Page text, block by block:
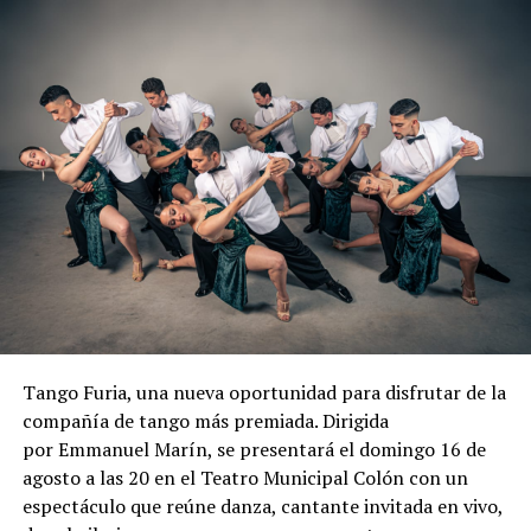
Tango Furia, una nueva oportunidad para disfrutar de la
compañía de tango más premiada. Dirigida
por Emmanuel Marín, se presentará el domingo 16 de
agosto a las 20 en el Teatro Municipal Colón con un
espectáculo que reúne danza, cantante invitada en vivo,